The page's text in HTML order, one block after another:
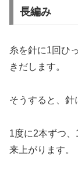
長編み
糸を針に1回ひ
きだします。
そうすると、針
1度に2本ずつ
来上がります。